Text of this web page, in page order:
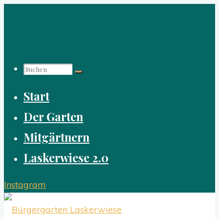
Suchen
nach:
Start
Der Garten
Mitgärtnern
Laskerwiese 2.0
Instagram